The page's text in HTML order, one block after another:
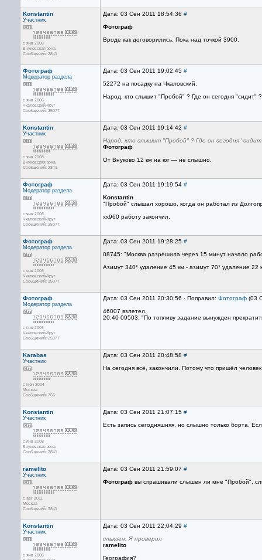
Konstantin
Участник
с янв 2008
Внуковская зона
Сообщений: 2841
Дата: 03 Сен 2011 18:54:36 #
Фотограф
Вроде как договорились. Пока над точкой 3900.
Фотограф
Модератор раздела
с янв 2006
Чкаловский-Круг
Сообщений: 25077
Дата: 03 Сен 2011 19:02:45 #
52272 на посадку на Чкаловский.
Народ, кто слышит "Пробой" ? Где он сегодня "сидит" ?
Konstantin
Участник
с янв 2008
Внуковская зона
Сообщений: 2841
Дата: 03 Сен 2011 19:14:42 #
Народ, кто слышит "Пробой" ? Где он сегодня
Фотограф
От Внуково 12 км на юг — не слышно.
Фотограф
Модератор раздела
с янв 2006
Чкаловский-Круг
Сообщений: 25077
Дата: 03 Сен 2011 19:19:54 #
Konstantin
"Пробой" слышал хорошо, когда он работал из
хх960 работу закончил.
Фотограф
Модератор раздела
с янв 2006
Чкаловский-Круг
Сообщений: 25077
Дата: 03 Сен 2011 19:28:25 #
08745: "Москва разрешила через 15 минут начало
Азимут 340* удаление 45 км - азимут 70* удаление 22
Фотограф
Модератор раздела
с янв 2006
Чкаловский-Круг
Сообщений: 25077
Дата: 03 Сен 2011 20:30:56 · Поправил: Фотограф (03
46007 взлетел.
20:40 09503: "По топливу задание вынужден
Karabas
Участник
с июн 2004
Москва
Сообщений: 766
Дата: 03 Сен 2011 20:48:58 #
На сегодня всё, закончили. Потому что пришёл
Konstantin
Участник
с янв 2008
Внуковская зона
Сообщений: 2841
Дата: 03 Сен 2011 21:07:15 #
Есть запись сегодняшняя, но слышно только борта.
ramelito
Участник
с авг 2011
Москва
Сообщений: 3841
Дата: 03 Сен 2011 21:59:07 #
Фотограф вы спрашивали слышен ли мне "Пробой",
Konstantin
Участник
с янв 2008
Дата: 03 Сен 2011 22:04:29 #
слышен. Я проверил
ramelito
География?